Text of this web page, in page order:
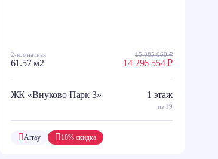
2-комнатная
61.57 м2
15 885 060 ₽
14 296 554 ₽
ЖК «Внуково Парк 3» 1 этаж
из 19
10% скидка
Array